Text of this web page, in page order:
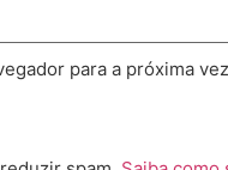
para a próxima